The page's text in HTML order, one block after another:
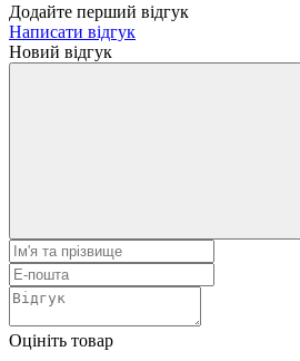
Додайте перший відгук
Написати відгук
Новий відгук
Оцініть товар